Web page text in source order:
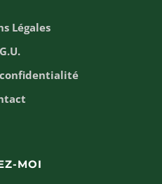
Légales
MOI